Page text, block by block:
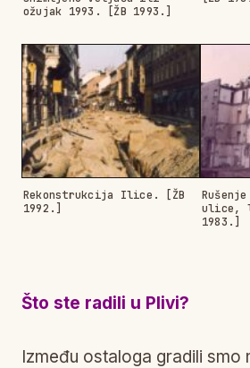
ožujak 1993. [ŽB 1993.]
Rekonstrukcija Ilice. [ŽB
1992.]
ulice,
1983.]
Što ste radili u Plivi?
Između ostaloga gradili smo